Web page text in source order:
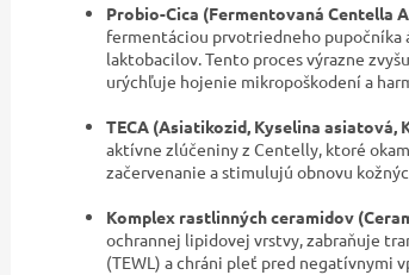
Probio-Cica (Fermentovaná Centella
fermentáciou prvotriedneho pupočníka
laktobacilov. Tento proces výrazne
urýchľuje hojenie mikropoškodení a
TECA (Asiatikozid, Kyselina asiatová,
aktívne zlúčeniny z Centelly, ktoré
začervenanie a stimulujú obnovu
Komplex rastlinných ceramidov
ochrannej lipidovej vrstvy, zabraňuje
(TEWL) a chráni pleť pred negatívnymi